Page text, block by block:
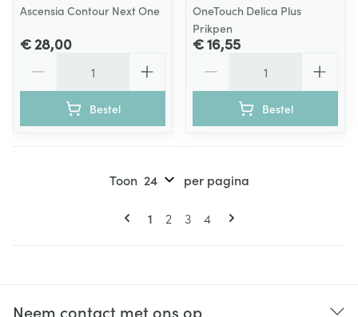
Ascensia Contour Next One
€ 28,00
Bestel
OneTouch Delica Plus
Prikpen
€ 16,55
Bestel
Pagina's
U lees momenteel pagina
1 Pagina
2 Pagina
3 Pagina
4
Toon per pagina
Neem contact met ons op